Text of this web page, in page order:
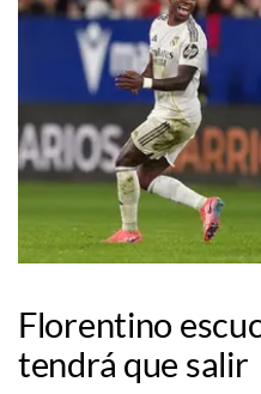
Florentino
tendrá que salir